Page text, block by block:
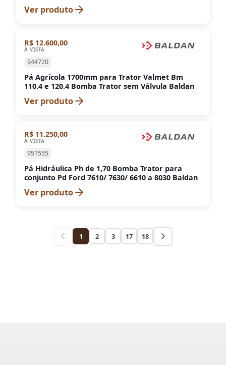
Ver produto
R$ 12.600,00
À VISTA
944720
Pá Agrícola 1700mm para Trator Valmet Bm
110.4 e 120.4 Bomba Trator sem Válvula Baldan
Ver produto
R$ 11.250,00
À VISTA
951555
Pá Hidráulica Ph de 1,70 Bomba Trator para
conjunto Pd Ford 7610/ 7630/ 6610 a 8030 Baldan
Ver produto
1 2 3 17 18